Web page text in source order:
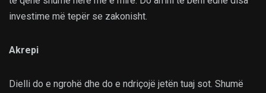
investime më tepër se zakonisht.
Akrepi
Dielli do e ngrohë dhe do e ndriçojë jetën tuaj sot. Shumë